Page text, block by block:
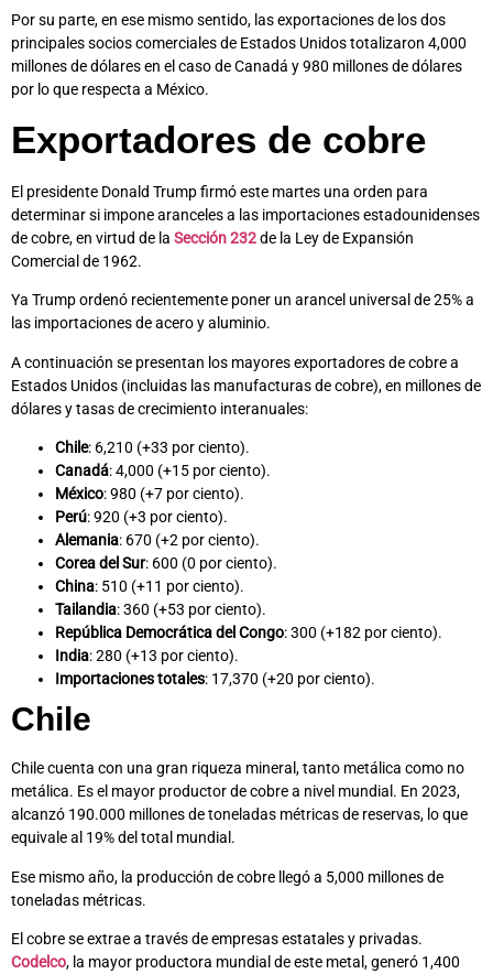
Por su parte, en ese mismo sentido, las exportaciones de los dos
principales socios comerciales de Estados Unidos totalizaron 4,000
millones de dólares en el caso de Canadá y 980 millones de dólares
por lo que respecta a México.
Exportadores de cobre
El presidente Donald Trump firmó este martes una orden para
determinar si impone aranceles a las importaciones estadounidenses
de cobre, en virtud de la Sección 232de la Ley de Expansión
Comercial de 1962.
Ya Trump ordenó recientemente poner un arancel universal de 25% a
las importaciones de acero y aluminio.
A continuación se presentan los mayores exportadores de cobre a
Estados Unidos (incluidas las manufacturas de cobre), en millones de
dólares y tasas de crecimiento interanuales:
Chile: 6,210 (+33 por ciento).
Canadá: 4,000 (+15 por ciento).
México: 980 (+7 por ciento).
Perú: 920 (+3 por ciento).
Alemania: 670 (+2 por ciento).
Corea del Sur: 600 (0 por ciento).
China: 510 (+11 por ciento).
Tailandia: 360 (+53 por ciento).
República Democrática del Congo: 300 (+182 por ciento).
India: 280 (+13 por ciento).
Importaciones totales: 17,370 (+20 por ciento).
Chile
Chile cuenta con una gran riqueza mineral, tanto metálica como no
metálica. Es el mayor productor de cobre a nivel mundial. En 2023,
alcanzó 190.000 millones de toneladas métricas de reservas, lo que
equivale al 19% del total mundial.
Ese mismo año, la producción de cobre llegó a 5,000 millones de
toneladas métricas.
El cobre se extrae a través de empresas estatales y privadas.
Codelco, la mayor productora mundial de este metal, generó 1,400